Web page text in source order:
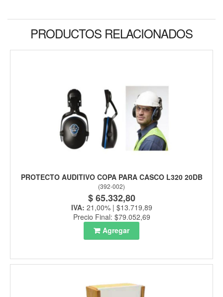
PRODUCTOS RELACIONADOS
PROTECTO AUDITIVO COPA PARA CASCO L320 20DB
(392-002)
$ 65.332,80
IVA: 21,00% | $13.719,89
Precio Final: $79.052,69
Agregar